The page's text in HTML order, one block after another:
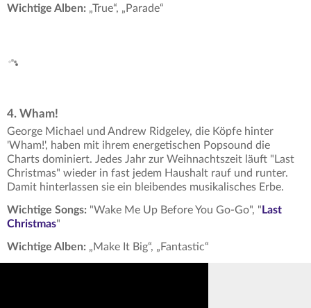
Wichtige Alben: „True“, „Parade“
4. Wham!
George Michael und Andrew Ridgeley, die Köpfe hinter
'Wham!', haben mit ihrem energetischen Popsound die
Charts dominiert. Jedes Jahr zur Weihnachtszeit läuft "Last
Christmas" wieder in fast jedem Haushalt rauf und runter.
Damit hinterlassen sie ein bleibendes musikalisches Erbe.
Wichtige Songs: "Wake Me Up Before You Go-Go", " Last
Christmas"
Wichtige Alben: „Make It Big“, „Fantastic“